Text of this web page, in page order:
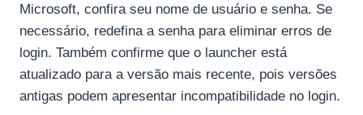
Microsoft, confira seu nome de usuário e senha. Se
necessário, redefina a senha para eliminar erros de
login. Também confirme que o launcher está
atualizado para a versão mais recente, pois versões
antigas podem apresentar incompatibilidade no login.